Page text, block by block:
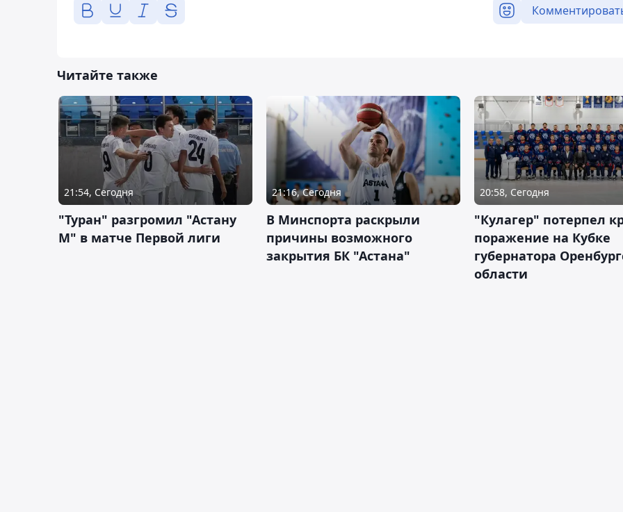
Читайте также
21:54, Сегодня
"Туран" разгромил "Астану
М" в матче Первой лиги
21:16, Сегодня
В Минспорта раскрыли
причины возможного
закрытия БК "Астана"
20:58, Сегодня
"Кулагер" потерпел
поражение на Кубке
губернатора
области